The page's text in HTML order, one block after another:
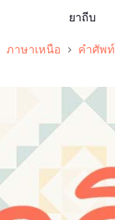
ยาถีบ
ภาษาเหนือ คำศัพท์